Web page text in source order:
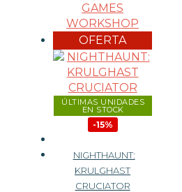
GAMES
WORKSHOP
OFERTA
ÚLTIMAS UNIDADES
EN STOCK
-15%
NIGHTHAUNT:
KRULGHAST
CRUCIATOR
34,50 €